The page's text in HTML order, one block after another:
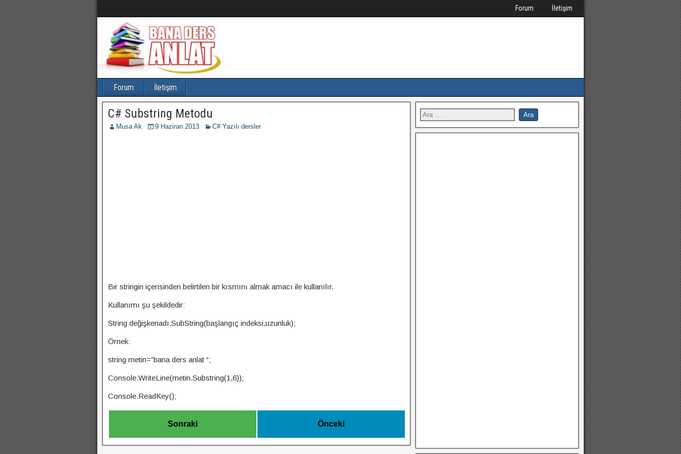
Forum İletişim
Forum İletişim
C# Substring Metodu
Musa Ak 9 Haziran 2013 C# Yazılı dersler
Bir stringin içerisinden belirtilen bir kısmını almak amacı ile kullanılır.
Kullanımı şu şekildedir:
String değişkenadı.SubString(başlangıç indeksi,uzunluk);
Örnek:
string metin=”bana ders anlat “;
Console.WriteLine(metin.Substring(1,6));
Console.ReadKey();
Sonraki Önceki